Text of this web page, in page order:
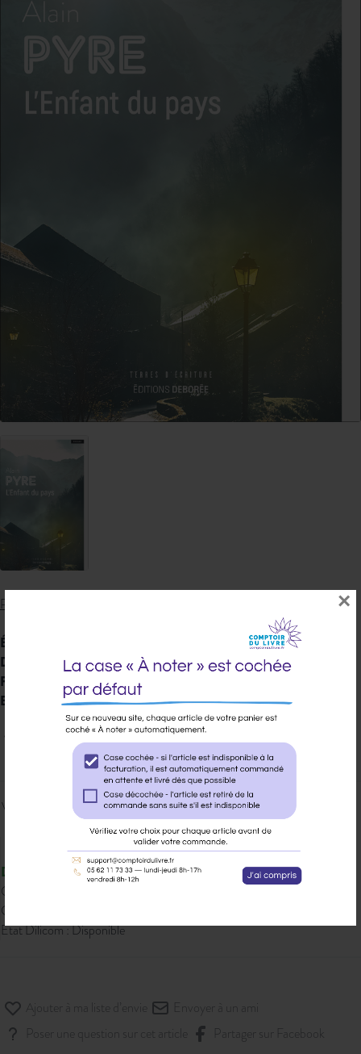
×
PYRE ALAIN
Éditeur :
Date de parution :02/07/2026
Famille : Famille : 0000
EAN 13 : 9782812941498
19,90 € PPTTC
Veuillez vous connecterpour ajouter
au panier cet article.
Disponible
Qté dispo en magasin : 26
Gisement : 01-515
Etat Dilicom : Disponible
Ajouter à ma liste d’envie
Envoyer à un ami
Poser une question sur cet article
Partager sur Facebook